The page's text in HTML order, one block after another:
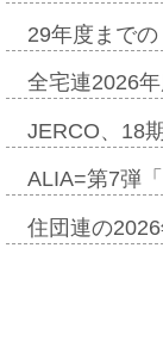
29年度まで
全宅連2026
JERCO、18
ALIA=第7弾
住団連の